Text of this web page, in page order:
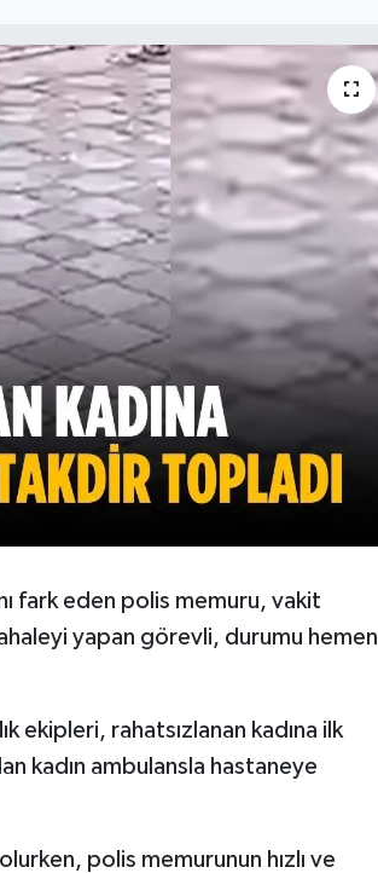
fark eden polis memuru, vakit
yapan görevli, durumu hemen
ekipleri, rahatsızlanan kadına ilk
kadın ambulansla hastaneye
polis memurunun hızlı ve